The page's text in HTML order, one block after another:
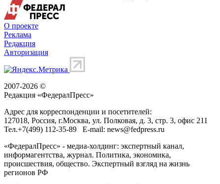
О проекте
Реклама
Редакция
Авторизация
2007-2026 ©
Редакция «ФедералПресс»
Адрес для корреспонденции и посетителей:
127018, Россия, г.Москва, ул. Полковая, д. 3, стр. 3, офис 211
Тел.+7(499) 112-35-89 E-mail: news@fedpress.ru
«ФедералПресс» - медиа-холдинг: экспертный канал,
информагентства, журнал. Политика, экономика,
происшествия, общество. Экспертный взгляд на жизнь
регионов РФ